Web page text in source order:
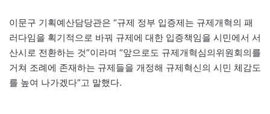
이문구 기획예산담당관은 “규제 정부 입증제는 규제개혁의 패
러다임을 획기적으로 바꿔 규제에 대한 입증책임을 시민에서 서
산시로 전환하는 것”이라며 “앞으로도 규제개혁심의위원회의를
거쳐 조례에 존재하는 규제들을 개정해 규제혁신의 시민 체감도
를 높여 나가겠다”고 말했다.